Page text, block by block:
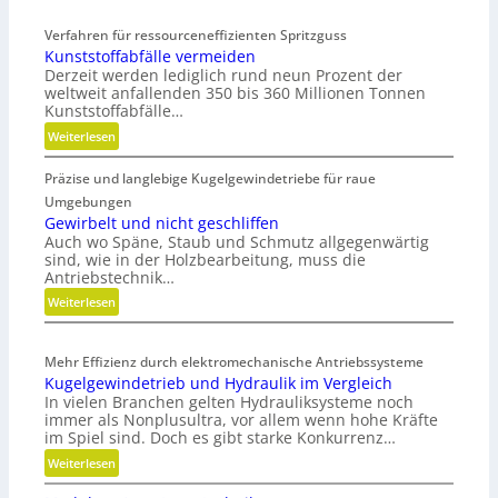
Verfahren für ressourceneffizienten Spritzguss
Kunststoffabfälle vermeiden
Derzeit werden lediglich rund neun Prozent der
weltweit anfallenden 350 bis 360 Millionen Tonnen
Kunststoffabfälle…
Weiterlesen:
K
u
n
s
t
s
t
o
f
a
b
f
ä
l
l
Präzise und langlebige Kugelgewindetriebe für raue
Umgebungen
Gewirbelt und nicht geschliffen
Auch wo Späne, Staub und Schmutz allgegenwärtig
sind, wie in der Holzbearbeitung, muss die
Antriebstechnik…
Weiterlesen:
G
w
i
r
b
e
l
Mehr Effizienz durch elektromechanische Antriebssysteme
Kugelgewindetrieb und Hydraulik im Vergleich
In vielen Branchen gelten Hydrauliksysteme noch
immer als Nonplusultra, vor allem wenn hohe Kräfte
im Spiel sind. Doch es gibt starke Konkurrenz…
Weiterlesen:
K